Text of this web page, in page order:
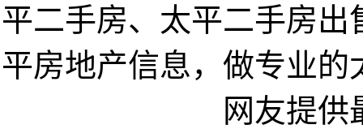
平二手房、太平二手房
平房地产信息，做专业
网友提供